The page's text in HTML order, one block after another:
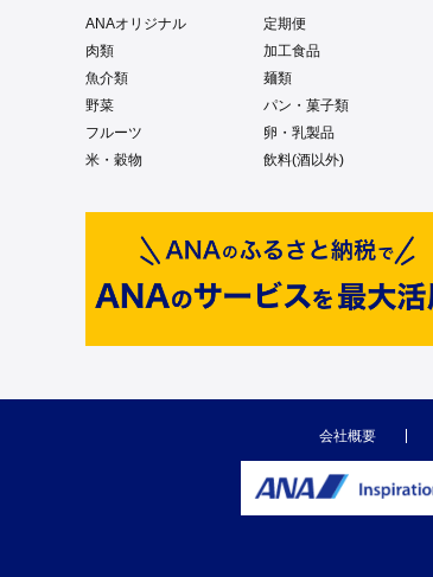
ANAオリジナル 定期便
肉類
加工食品
魚介類
麺類
野菜
パン・菓子類
フルーツ
卵・乳製品
米・穀物
飲料(酒以外)
会社概要